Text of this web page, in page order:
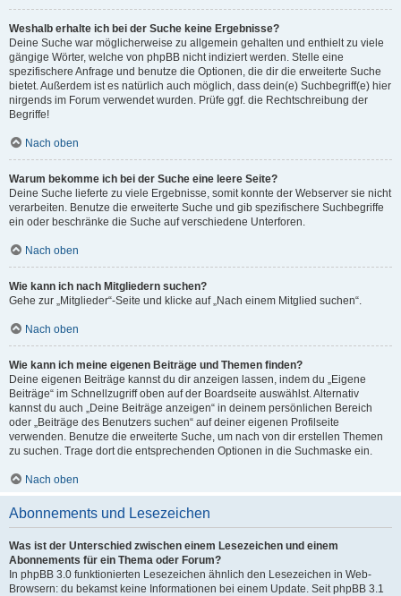
Weshalb erhalte ich bei der Suche keine Ergebnisse?
Deine Suche war möglicherweise zu allgemein gehalten und enthielt zu viele
gängige Wörter, welche von phpBB nicht indiziert werden. Stelle eine
spezifischere Anfrage und benutze die Optionen, die dir die erweiterte Suche
bietet. Außerdem ist es natürlich auch möglich, dass dein(e) Suchbegriff(e) hier
nirgends im Forum verwendet wurden. Prüfe ggf. die Rechtschreibung der
Begriffe!
Nach oben
Warum bekomme ich bei der Suche eine leere Seite?
Deine Suche lieferte zu viele Ergebnisse, somit konnte der Webserver sie nicht
verarbeiten. Benutze die erweiterte Suche und gib spezifischere Suchbegriffe
ein oder beschränke die Suche auf verschiedene Unterforen.
Nach oben
Wie kann ich nach Mitgliedern suchen?
Gehe zur „Mitglieder“-Seite und klicke auf „Nach einem Mitglied suchen“.
Nach oben
Wie kann ich meine eigenen Beiträge und Themen finden?
Deine eigenen Beiträge kannst du dir anzeigen lassen, indem du „Eigene
Beiträge“ im Schnellzugriff oben auf der Boardseite auswählst. Alternativ
kannst du auch „Deine Beiträge anzeigen“ in deinem persönlichen Bereich
oder „Beiträge des Benutzers suchen“ auf deiner eigenen Profilseite
verwenden. Benutze die erweiterte Suche, um nach von dir erstellen Themen
zu suchen. Trage dort die entsprechenden Optionen in die Suchmaske ein.
Nach oben
Abonnements und Lesezeichen
Was ist der Unterschied zwischen einem Lesezeichen und einem
Abonnements für ein Thema oder Forum?
In phpBB 3.0 funktionierten Lesezeichen ähnlich den Lesezeichen in Web-
Browsern: du bekamst keine Informationen bei einem Update. Seit phpBB 3.1